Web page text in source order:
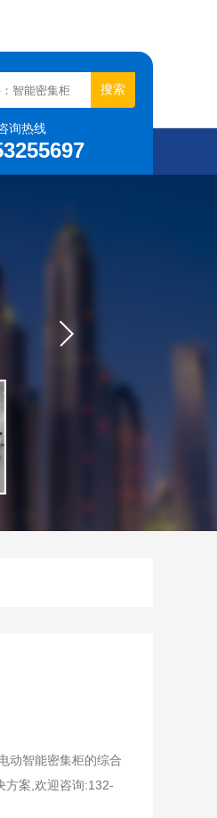
询热线
动智能密集柜的综合
方案,欢迎咨询:132-